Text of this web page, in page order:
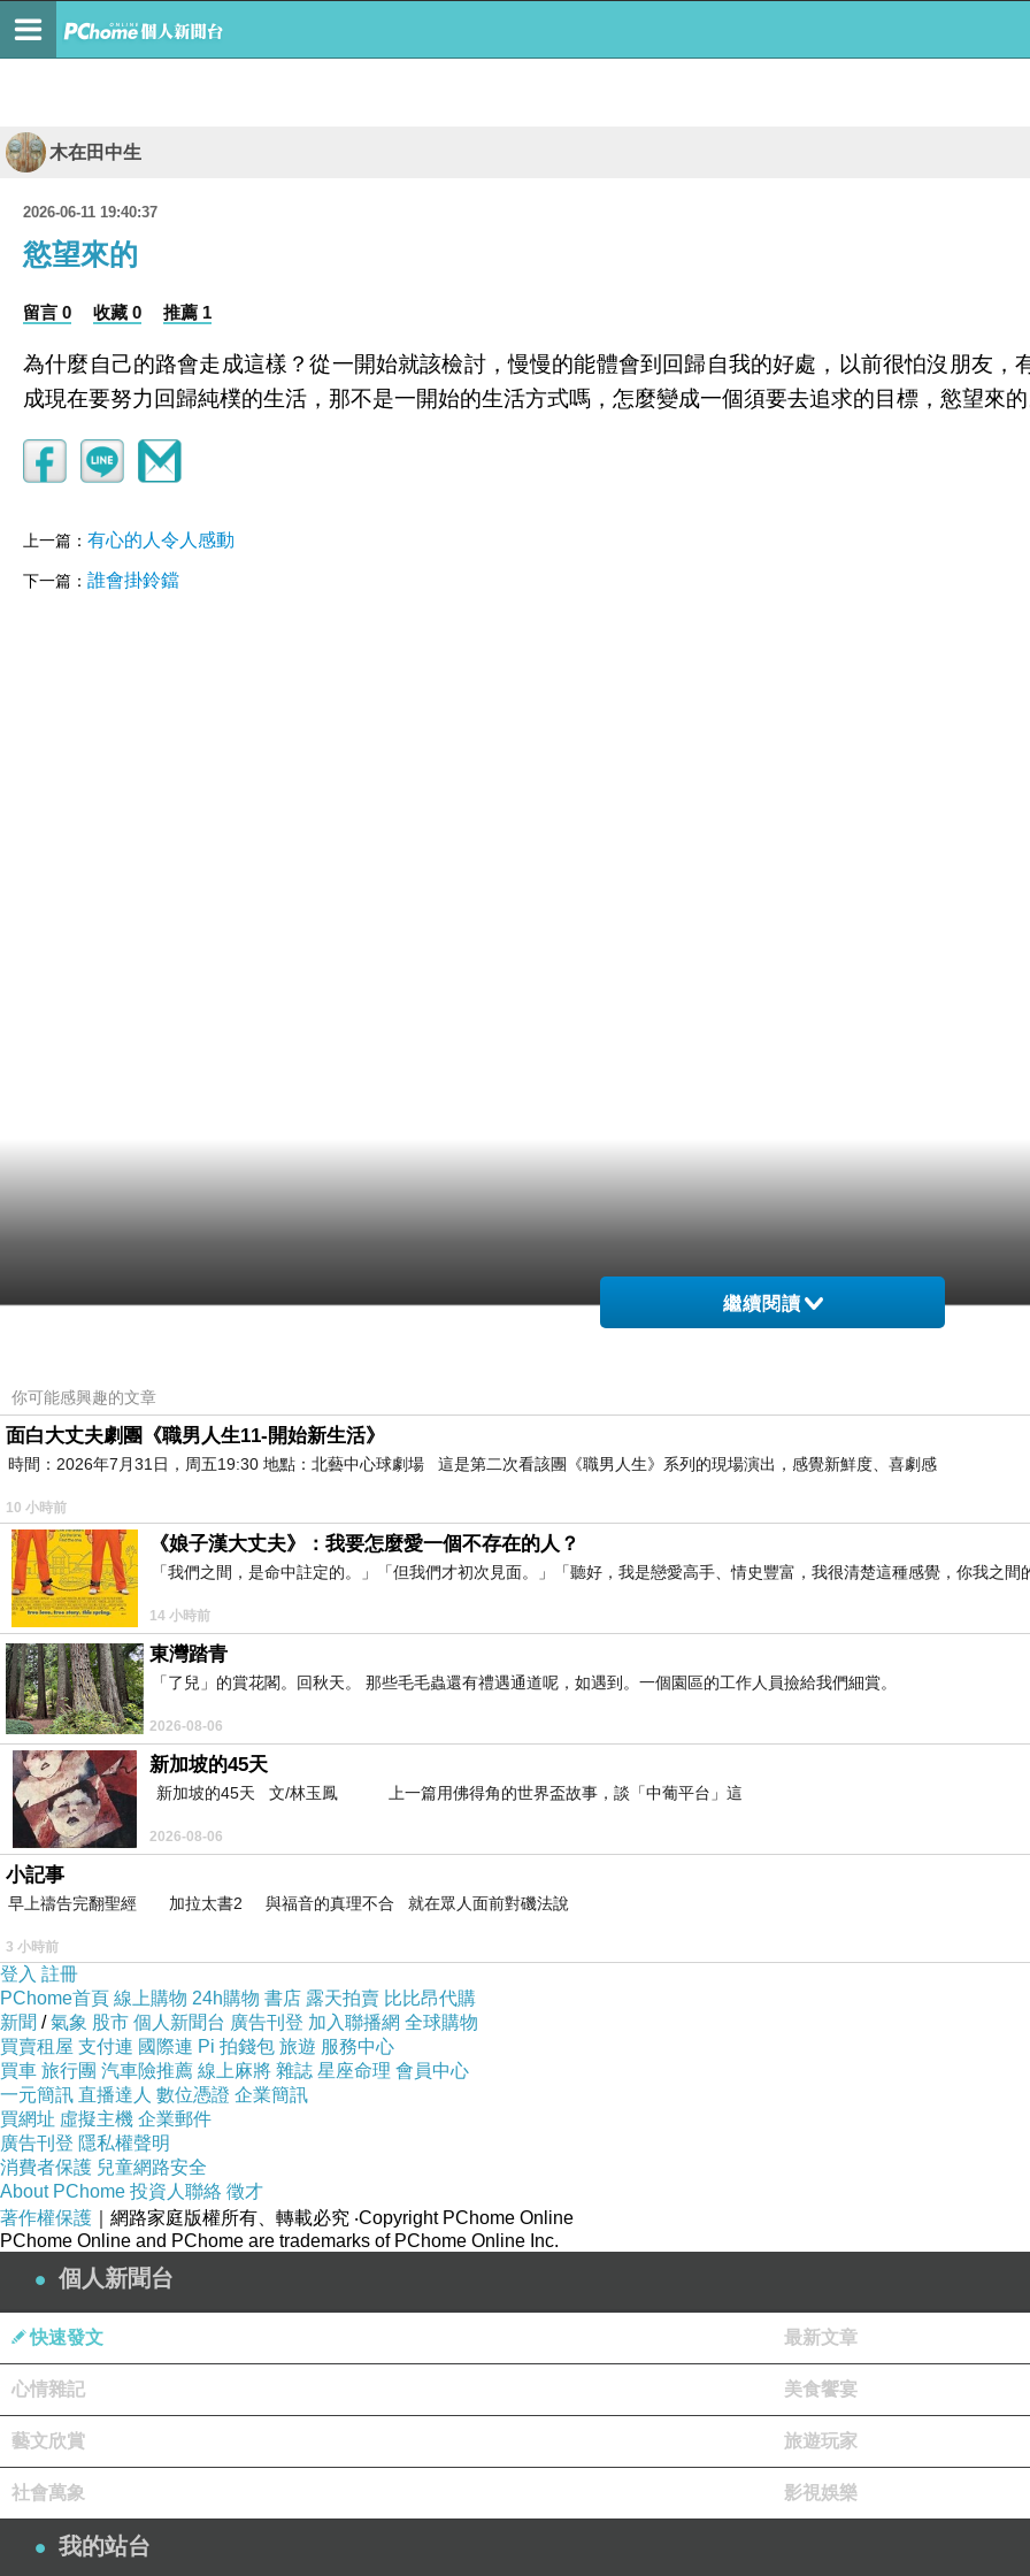
木在田中生
2026-06-11 19:40:37
慾望來的
留言 0 收藏 0 推薦 1
為什麼自己的路會走成這樣？從一開始就該檢討，慢慢的能體會到回歸自我的好處，以前很怕沒朋友
成現在要努力回歸純樸的生活，那不是一開始的生活方式嗎，怎麼變成一個須要去追求的目標，慾望來的
上一篇： 有心的人令人感動
下一篇： 誰會掛鈴鐺
繼續閱讀
你可能感興趣的文章
面白大丈夫劇團《職男人生11-開始新生活》
時間：2026年7月31日，周五19:30 地點：北藝中心球劇場 這是第二次看該團《職男人生》系列的現場演出，感覺新鮮度、喜劇感
10 小時前
《娘子漢大丈夫》：我要怎麼愛一個不存在的人？
「我們之間，是命中註定的。」「但我們才初次見面。」「聽好，我是戀愛高手、情史豐富，我很清楚這種感覺，你我之間
14 小時前
東灣踏青
「了兒」的賞花閣。回秋天。 那些毛毛蟲還有禮遇通道呢，如遇到。一個園區的工作人員撿給我們細賞。
2026-08-06
新加坡的45天
新加坡的45天 文/林玉鳳 上一篇用佛得角的世界盃故事，談「中葡平台」這
2026-08-06
小記事
早上禱告完翻聖經 加拉太書2 與福音的真理不合 就在眾人面前對磯法說
3 小時前
登入 註冊
PChome首頁 線上購物 24h購物 書店 露天拍賣 比比昂代購
新聞 /氣象 股市 個人新聞台 廣告刊登 加入聯播網 全球購物
買賣租屋 支付連 國際連 Pi 拍錢包 旅遊 服務中心
買車 旅行團 汽車險推薦 線上麻將 雜誌 星座命理 會員中心
一元簡訊 直播達人 數位憑證 企業簡訊
買網址 虛擬主機 企業郵件
廣告刊登 隱私權聲明
消費者保護 兒童網路安全
About PChome 投資人聯絡 徵才
著作權保護 ｜網路家庭版權所有、轉載必究 ‧Copyright PChome Online
PChome Online and PChome are trademarks of PChome Online Inc.
個人新聞台
快速發文 最新文章
心情雜記 美食饗宴
藝文欣賞 旅遊玩家
社會萬象 影視娛樂
我的站台